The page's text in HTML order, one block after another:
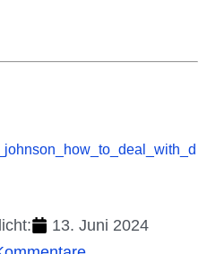
13. Juni 2024